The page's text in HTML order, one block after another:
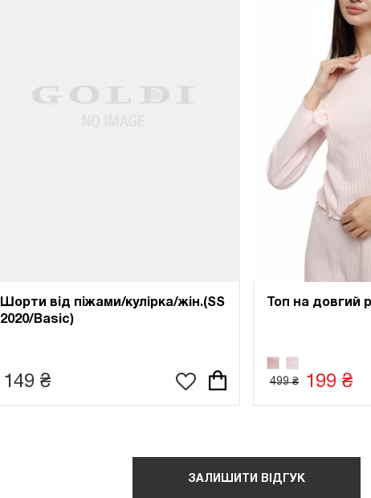
Шорти від піжами/кулірка/жін.(SS
2020/Basic)
149 ₴
Топ на довгий
499 ₴ 199 ₴
ЗАЛИШИТИ ВІДГУК